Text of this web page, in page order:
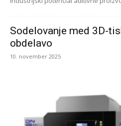
Sodelovanje med 3D-
obdelavo
10. november 2025